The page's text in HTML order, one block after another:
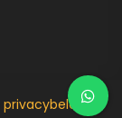
privacybeleid